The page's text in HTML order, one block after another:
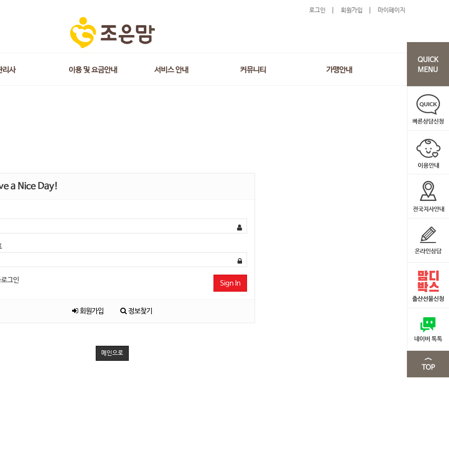
로그인 회원가입 마이페이지
리사 이용 및 요금안내 서비스 안내 커뮤니티 가맹안내
a Nice Day!
그인 Sign In
회원가입 정보찾기
메인으로